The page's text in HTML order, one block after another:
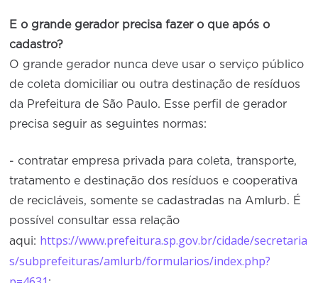
E o grande gerador precisa fazer o que após o
cadastro?
O grande gerador nunca deve usar o serviço público
de coleta domiciliar ou outra destinação de resíduos
da Prefeitura de São Paulo. Esse perfil de gerador
precisa seguir as seguintes normas:
- contratar empresa privada para coleta, transporte,
tratamento e destinação dos resíduos e cooperativa
de recicláveis, somente se cadastradas na Amlurb. É
possível consultar essa relação
aqui: https://www.prefeitura.sp.gov.br/cidade/secretaria
s/subprefeituras/amlurb/formularios/index.php?